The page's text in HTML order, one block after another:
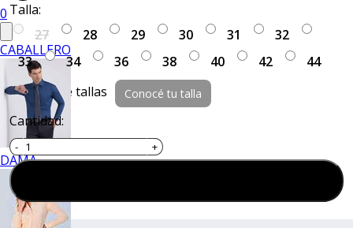
0
CABALLERO
DAMA
Talla:
27
28 29 30 31
32
33
34 36 38 40 42
44
Guía de tallas
Conocé tu talla
Cantidad: